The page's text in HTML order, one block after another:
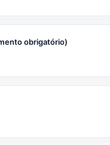
obrigatório)